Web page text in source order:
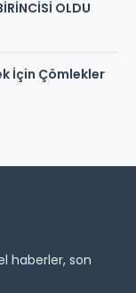
OLDU
İçin Çömlekler
haberler, son